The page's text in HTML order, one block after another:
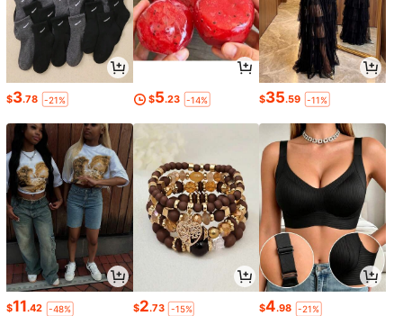
$3.78 -21% $5.23 -14% $35.59 -11%
$11.42 -48% $2.73 -15% $4.98 -21%